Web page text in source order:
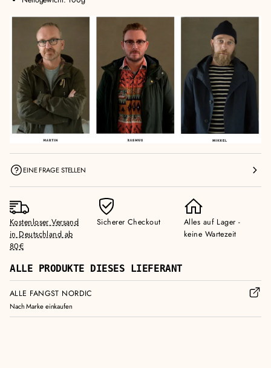
EINE FRAGE STELLEN
Kostenloser Versand
in Deutschland ab
80€
Sicherer Checkout
Alles auf Lager -
keine Wartezeit
ALLE PRODUKTE DIESES LIEFERANT
ALLE FANGST NORDIC
Nach Marke einkaufen